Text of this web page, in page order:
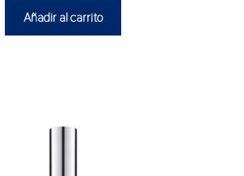
Añadir al carrito